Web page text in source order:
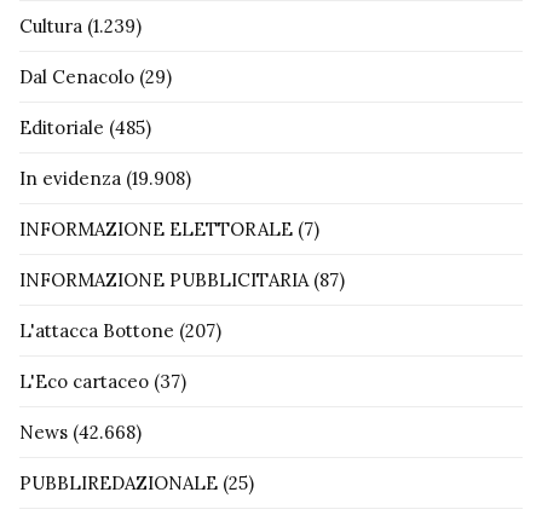
Cultura (1.239)
Dal Cenacolo (29)
Editoriale (485)
In evidenza (19.908)
INFORMAZIONE ELETTORALE (7)
INFORMAZIONE PUBBLICITARIA(87)
L'attacca Bottone (207)
L'Eco cartaceo (37)
News (42.668)
PUBBLIREDAZIONALE (25)